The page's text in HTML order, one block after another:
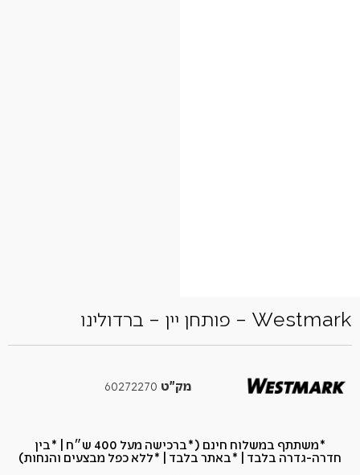
Westmark – פותחן יין – ברדולינו
מק"ט
*משתתף במשלוח חינם (*ברכישה מעל 400 ש״ח​ | *בין
חדרה-גדרה בלבד | *באתר בלבד | *ללא כפל מבצעים והנחות)